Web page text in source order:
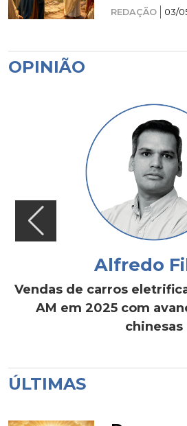
REDAÇÃO 03/
OPINIÃO
Alfredo
Vendas de carros
AM em 2025 com
chinesas
ÚLTIMAS